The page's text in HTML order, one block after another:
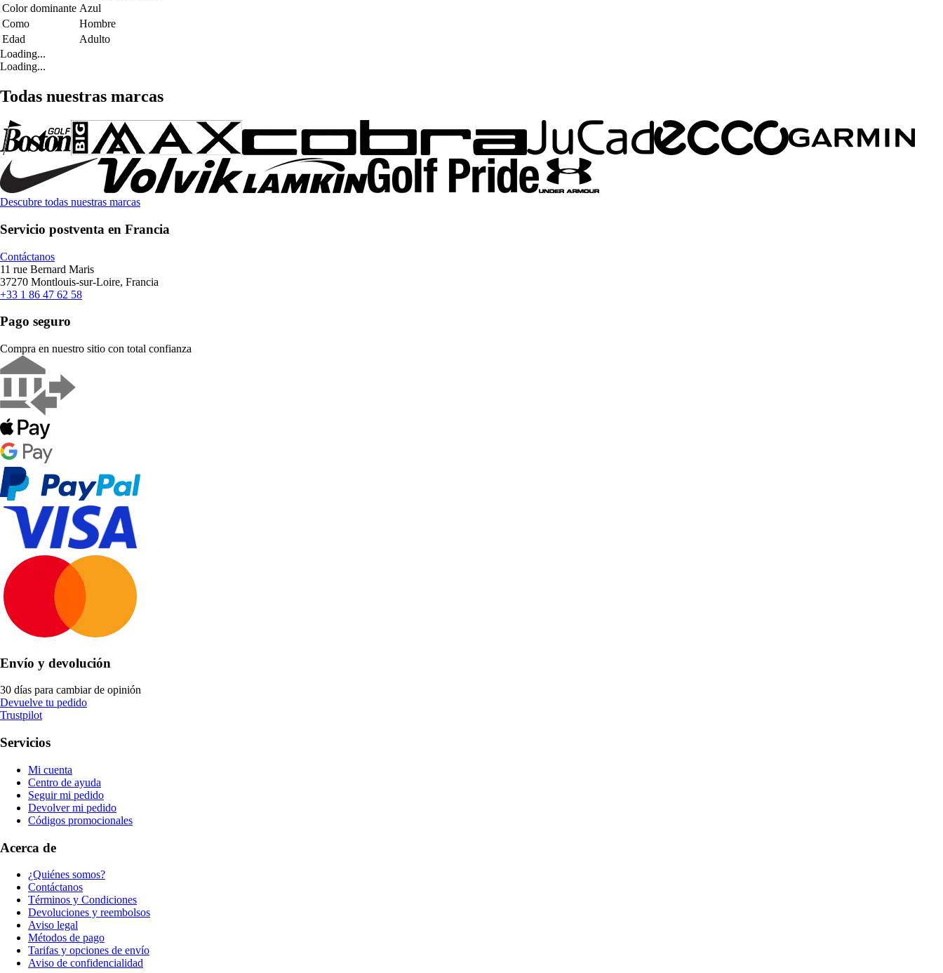
Color dominante Azul
Como
Hombre
Edad
Adulto
Loading...
Loading...
Todas nuestras marcas
Descubre todas nuestras marcas
Servicio postventa en Francia
Contáctanos
11 rue Bernard Maris
37270 Montlouis-sur-Loire, Francia
+33 1 86 47 62 58
Pago seguro
Compra en nuestro sitio con total confianza
Envío y devolución
30 días para cambiar de opinión
Devuelve tu pedido
Trustpilot
Servicios
Mi cuenta
Centro de ayuda
Seguir mi pedido
Devolver mi pedido
Códigos promocionales
Acerca de
¿Quiénes somos?
Contáctanos
Términos y Condiciones
Devoluciones y reembolsos
Aviso legal
Métodos de pago
Tarifas y opciones de envío
Aviso de confidencialidad